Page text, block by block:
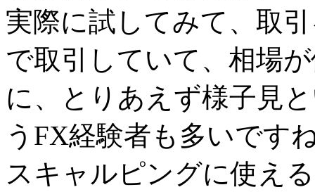
実際に試してみて、取
で取引していて、相場
に、とりあえず様子見
うFX経験者も多いです
スキャルピングに使え